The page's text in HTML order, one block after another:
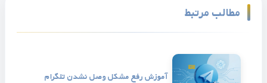
مطالب مرتبط
آموزش رفع مشکل وصل نشدن تلگرام